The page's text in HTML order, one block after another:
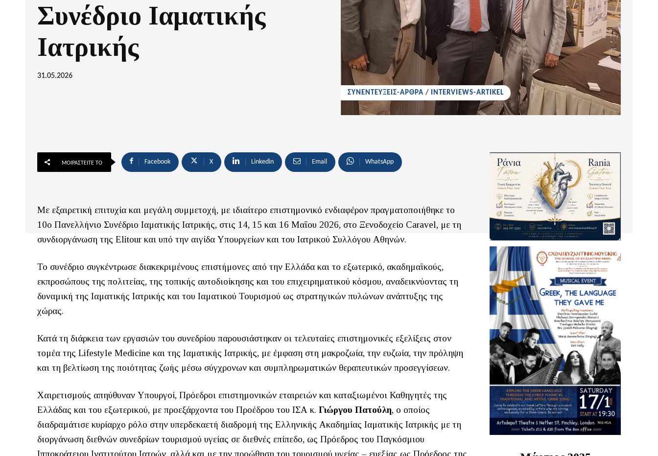
Συνέδριο Ιαματικής
Ιατρικής
31.05.2026
ΣΥΝΕΝΤΕΥΞΕΙΣ-ΑΡΘΡΑ / INTERVIEWS-ARTIKEL
ΜΟΙΡΑΣΤΕΊΤΕ ΤΟ Facebook X Linkedin Email WhatsApp
Με εξαιρετική επιτυχία και μεγάλη συμμετοχή, με ιδιαίτερο επιστημονικό ενδιαφέρον πραγματοποιήθηκε το
10ο Πανελλήνιο Συνέδριο Ιαματικής Ιατρικής, στις 14, 15 και 16 Μαΐου 2026, στο Ξενοδοχείο Caravel, με τη
συνδιοργάνωση της Elitour και υπό την αιγίδα Υπουργείων και του Ιατρικού Συλλόγου Αθηνών.
Το συνέδριο συγκέντρωσε διακεκριμένους επιστήμονες από την Ελλάδα και το εξωτερικό, ακαδημαϊκούς,
εκπροσώπους της πολιτείας, της τοπικής αυτοδιοίκησης και του επιχειρηματικού κόσμου, αναδεικνύοντας τη
δυναμική της Ιαματικής Ιατρικής και του Ιαματικού Τουρισμού ως στρατηγικών πυλώνων ανάπτυξης της
χώρας.
Κατά τη διάρκεια των εργασιών του συνεδρίου παρουσιάστηκαν οι τελευταίες επιστημονικές εξελίξεις στον
τομέα της Lifestyle Medicine και της Ιαματικής Ιατρικής, με έμφαση στη μακροζωία, την ευζωία, την πρόληψη
και τη βελτίωση της ποιότητας ζωής μέσω σύγχρονων και συμπληρωματικών θεραπευτικών προσεγγίσεων.
Χαιρετισμούς απηύθυναν Υπουργοί, Πρόεδροι επιστημονικών εταιρειών και καταξιωμένοι Καθηγητές της
Ελλάδας και του εξωτερικού, με προεξάρχοντα του Προέδρου του ΙΣΑ κ. Γιώργου Πατούλη, ο οποίος
διαδραμάτισε κυρίαρχο ρόλο στην υπερδεκαετή διαδρομή της Ελληνικής Ακαδημίας Ιαματικής Ιατρικής με τη
διοργάνωση διεθνών συνεδρίων τουρισμού υγείας σε διεθνές επίπεδο, ως Πρόεδρος του Παγκόσμιου
Ιπποκράτειου Ινστιτούτου Ιατρών, αλλά και με την προώθηση του τουρισμού υγείας – ευεξίας ως Πρόεδρος της